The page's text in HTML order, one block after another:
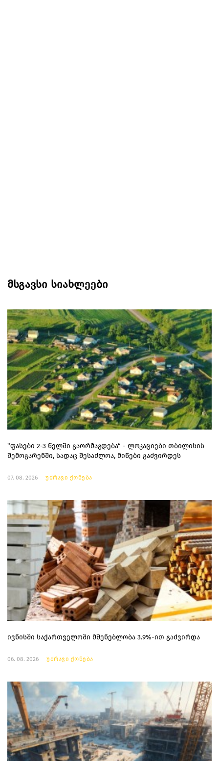
მსგავსი სიახლეები
"ფასები 2-3 წელში გაორმაგდება“ - ლოკაციები თბილისის
შემოგარენში, სადაც შესაძლოა, მიწები გაძვირდეს
07. 08. 2026 უძრავი ქონება
ივნისში საქართველოში მშენებლობა 3.9%-ით გაძვირდა
06. 08. 2026 უძრავი ქონება